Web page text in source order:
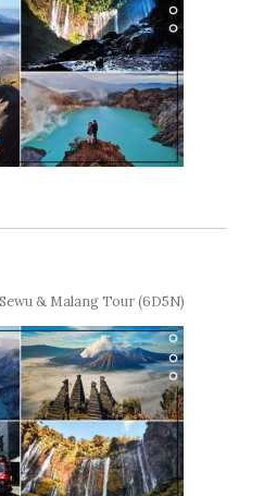
& Malang Tour (6D5N)